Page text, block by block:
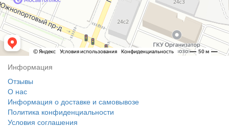
Информация
Отзывы
О нас
Информация о доставке и самовывозе
Политика конфиденциальности
Условия соглашения